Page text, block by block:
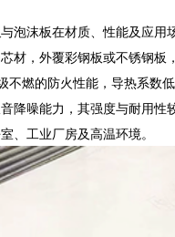
与泡沫板在材质、性能及应用
材，外覆彩钢板或不锈钢板
不燃的防火性能，导热系数
降噪能力，其强度与耐用性
、工业厂房及高温环境。